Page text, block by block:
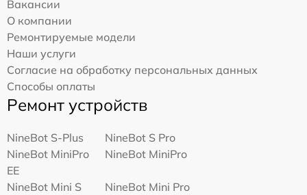
Вакансии
О компании
Ремонтируемые модели
Наши услуги
Согласие на обработку персональных данных
Способы оплаты
Ремонт устройств
NineBot S-Plus
NineBot S Pro
NineBot MiniPro
EE
NineBot MiniPro
NineBot Mini S
NineBot Mini Pro